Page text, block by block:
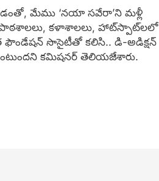
మేము ‘నయా సవేరా’ని మళ్లీ
పాఠశాలలు, కళాశాలలు, హాట్‌స్పాట్‌లలో
సొసైటీతో కలిసి.. డి-అడిక్షన్
కమిషనర్ తెలియ‌జేశారు.